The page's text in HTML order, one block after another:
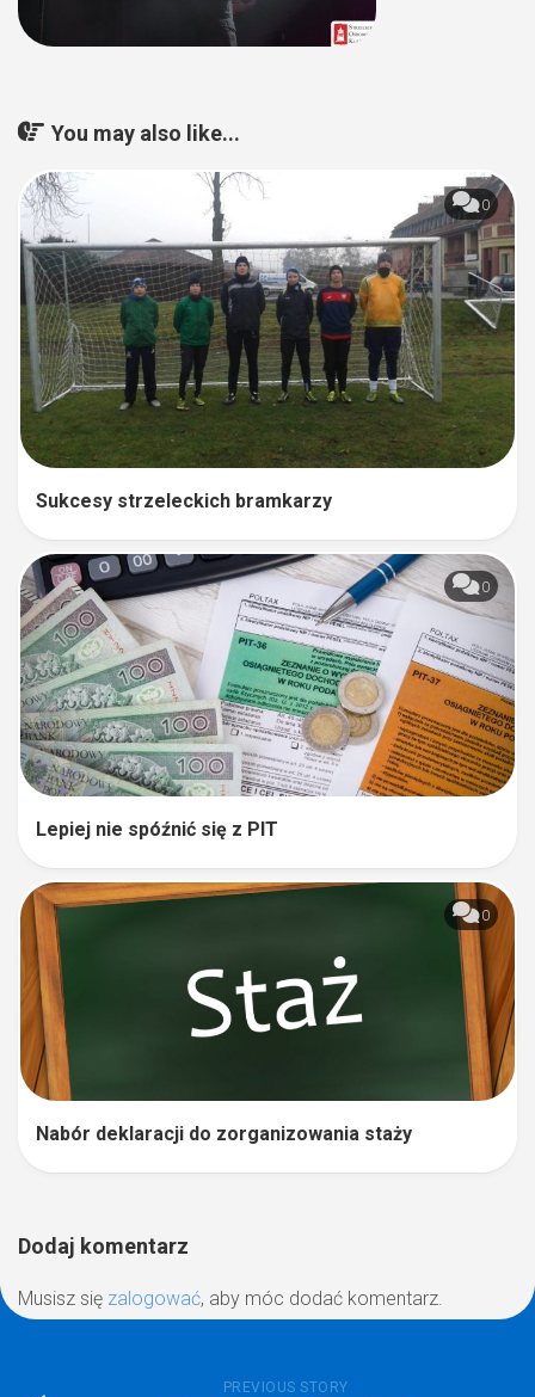
You may also like...
0
Sukcesy strzeleckich bramkarzy
0
Lepiej nie spóźnić się z PIT
0
Nabór deklaracji do zorganizowania staży
Dodaj komentarz
Musisz się zalogować, aby móc dodać komentarz.
PREVIOUS STORY